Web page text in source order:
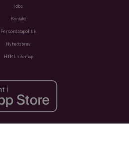
Jobs
Kontakt
Persondatapolitik
Nyhedsbrev
HTML sitemap